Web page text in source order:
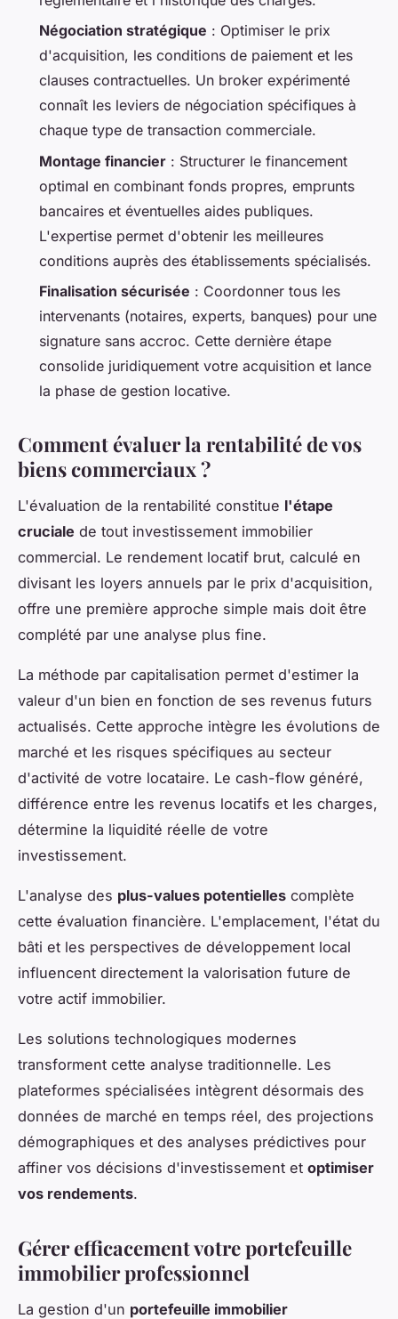
Négociation stratégique : Optimiser le prix
d'acquisition, les conditions de paiement et les
clauses contractuelles. Un broker expérimenté
connaît les leviers de négociation spécifiques à
chaque type de transaction commerciale.
Montage financier : Structurer le financement
optimal en combinant fonds propres, emprunts
bancaires et éventuelles aides publiques.
L'expertise permet d'obtenir les meilleures
conditions auprès des établissements spécialisés.
Finalisation sécurisée : Coordonner tous les
intervenants (notaires, experts, banques) pour une
signature sans accroc. Cette dernière étape
consolide juridiquement votre acquisition et lance
la phase de gestion locative.
Comment évaluer la rentabilité de vos
biens commerciaux ?
L'évaluation de la rentabilité constitue l'étape
cruciale de tout investissement immobilier
commercial. Le rendement locatif brut, calculé en
divisant les loyers annuels par le prix d'acquisition,
offre une première approche simple mais doit être
complété par une analyse plus fine.
La méthode par capitalisation permet d'estimer la
valeur d'un bien en fonction de ses revenus futurs
actualisés. Cette approche intègre les évolutions de
marché et les risques spécifiques au secteur
d'activité de votre locataire. Le cash-flow généré,
différence entre les revenus locatifs et les charges,
détermine la liquidité réelle de votre
investissement.
L'analyse des plus-values potentielles complète
cette évaluation financière. L'emplacement, l'état du
bâti et les perspectives de développement local
influencent directement la valorisation future de
votre actif immobilier.
Les solutions technologiques modernes
transforment cette analyse traditionnelle. Les
plateformes spécialisées intègrent désormais des
données de marché en temps réel, des projections
démographiques et des analyses prédictives pour
affiner vos décisions d'investissement et optimiser
vos rendements.
Gérer efficacement votre portefeuille
immobilier professionnel
La gestion d'un portefeuille immobilier